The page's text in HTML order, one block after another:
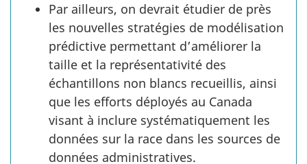
Par ailleurs, on devrait étudier de près
les nouvelles stratégies de modélisation
prédictive permettant d’améliorer la
taille et la représentativité des
échantillons non blancs recueillis, ainsi
que les efforts déployés au Canada
visant à inclure systématiquement les
données sur la race dans les sources de
données administratives.